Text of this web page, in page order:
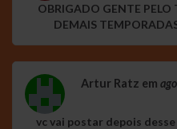
OBRIGADO GENTE
DEMAIS
Artur Ratz em
vc vai postar depois